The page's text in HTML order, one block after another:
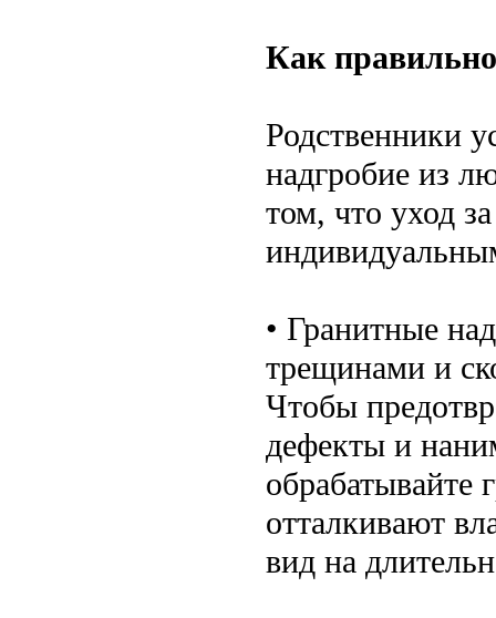
Как
Родственники
надгробие из
том, что уход
• Гранитные
трещинами и
Чтобы
дефекты и
обрабатывайте
отталкивают
вид на